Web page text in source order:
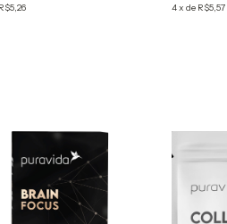
R$5,26 4xde R$5,57